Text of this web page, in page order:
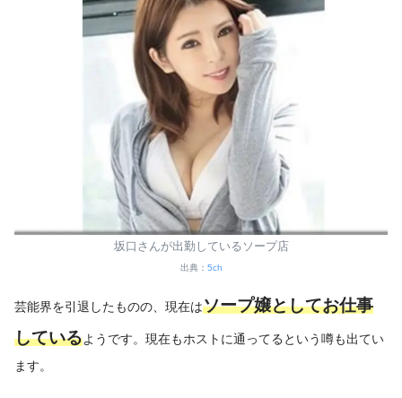
坂口さんが出勤しているソープ店
出典： 5ch
芸能界を引退したものの、現在はソープ嬢としてお仕事
しているようです。現在もホストに通ってるという噂も出てい
ます。